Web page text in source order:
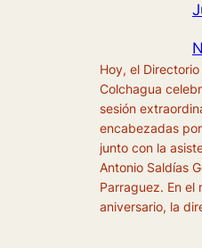
Hoy, el
Colchagua
sesión
encabezadas
junto con la
Antonio Saldías
Parraguez. En el
aniversario, la